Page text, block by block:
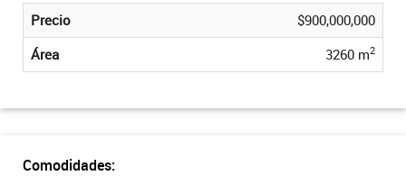
Precio
$900,000,000
Área
3260 m2
Comodidades: